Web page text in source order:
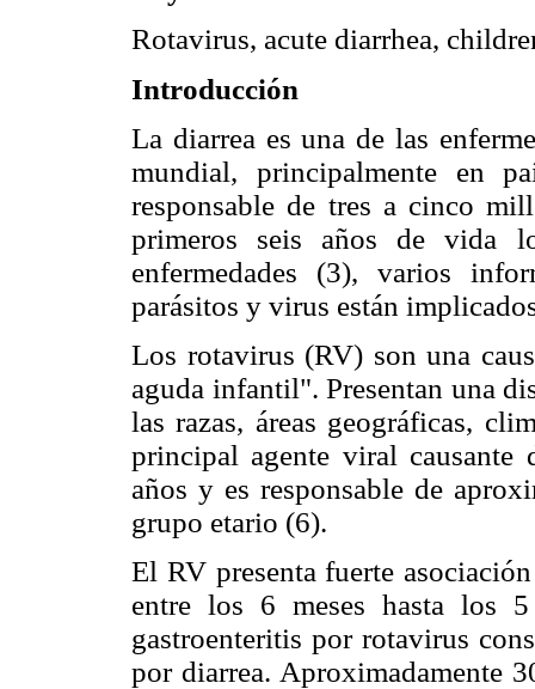
Rotavirus, acute diarrhea,
Introducción
La diarrea es una de las
mundial, principalmente en
responsable de tres a cinco
primeros seis años de vida
enfermedades (3), varios
parásitos y virus están
Los rotavirus (RV) son una
aguda infantil". Presentan una
las razas, áreas geográficas,
principal agente viral causante
años y es responsable de
grupo etario (6).
El RV presenta fuerte
entre los 6 meses hasta los
gastroenteritis por rotavirus
por diarrea. Aproximadamente